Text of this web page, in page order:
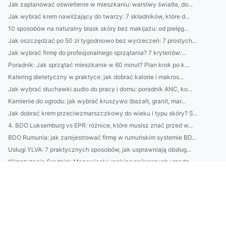
Jak zaplanować oświetlenie w mieszkaniu: warstwy światła, do...
Jak wybrać krem nawilżający do twarzy: 7 składników, które d...
10 sposobów na naturalny blask skóry bez makijażu: od pielęg...
Jak oszczędzać po 50 zł tygodniowo bez wyrzeczeń: 7 prostych...
Jak wybrać firmę do profesjonalnego sprzątania? 7 kryteriów:...
Poradnik: Jak sprzątać mieszkanie w 60 minut? Plan krok po k...
Katering dietetyczny w praktyce: jak dobrać kalorie i makros...
Jak wybrać słuchawki audio do pracy i domu: poradnik ANC, ko...
Kamienie do ogrodu: jak wybrać kruszywo (bazalt, granit, mar...
Jak dobrać krem przeciwzmarszczkowy do wieku i typu skóry? S...
4. BDO Luksemburg vs EPR: różnice, które musisz znać przed w...
BDO Rumunia: jak zarejestrować firmę w rumuńskim systemie BD...
Usługi YLVA: 7 praktycznych sposobów, jak usprawniają obsług...
Klimatyzacja Grodzisk Mazowiecki: ranking najlepszych urządz...